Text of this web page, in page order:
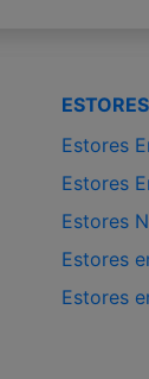
Estores
Estores
Estores
Estores
Estores